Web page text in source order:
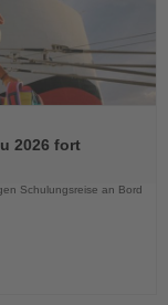
2026 fort
Schulungsreise an Bord